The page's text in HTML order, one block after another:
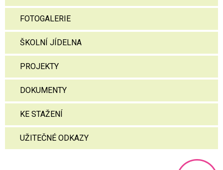
FOTOGALERIE
ŠKOLNÍ JÍDELNA
PROJEKTY
DOKUMENTY
KE STAŽENÍ
UŽITEČNÉ ODKAZY